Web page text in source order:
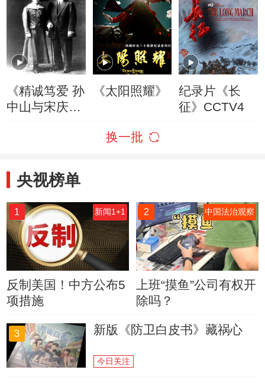
《精诚笃爱 孙
中山与宋庆
《太阳照耀》
纪录片《长
征》CCTV4
换一批
央视榜单
1 新闻1+1
反制美国！中方公布5
项措施
2 中国法治观察
上班“摸鱼”公司有权开
除吗？
3 新版《防卫白皮书》藏祸心
今日关注